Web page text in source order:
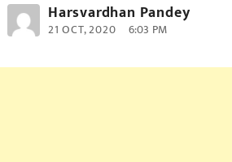
Harsvardhan Pandey
21 OCT, 2020 6:03 PM